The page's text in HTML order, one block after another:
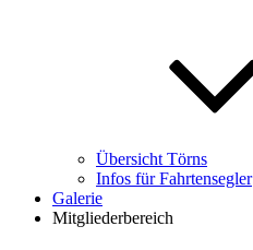
Übersicht Törns
Infos für Fahrtensegler
Galerie
Mitgliederbereich